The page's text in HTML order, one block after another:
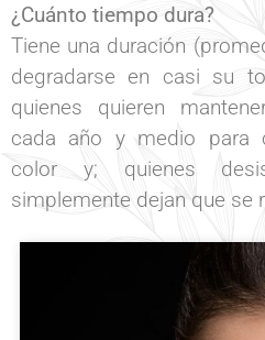
¿Cuánto tiempo dura?
Tiene una duración
degradarse en casi su
quienes quieren
cada año y medio para
color y; quienes
simplemente dejan que se